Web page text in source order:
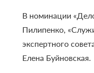
В номинации
Пилипенко,
экспертного
Елена Буйновская.